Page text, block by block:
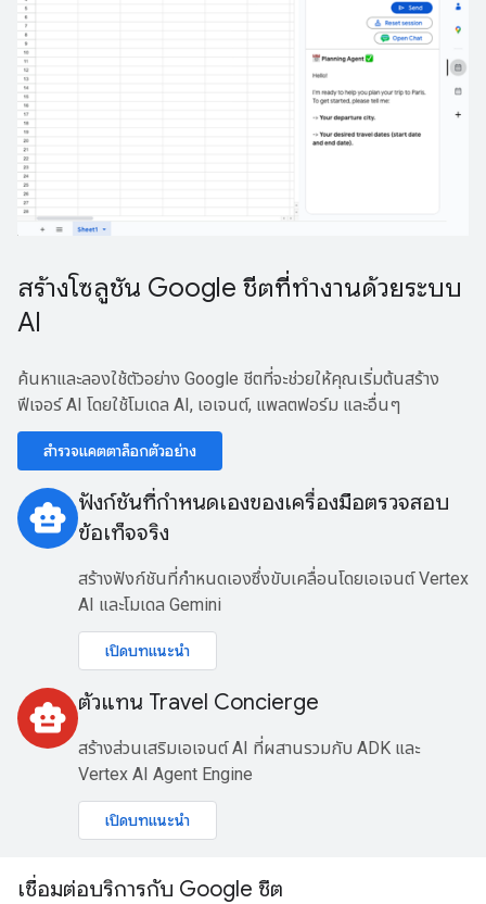
สร้างโซลูชัน Google ชีตที่ทำงานด้วยระบบ
AI
ค้นหาและลองใช้ตัวอย่าง Google ชีตที่จะช่วยให้คุณเริ่มต้นสร้าง
ฟีเจอร์ AI โดยใช้โมเดล AI, เอเจนต์, แพลตฟอร์ม และอื่นๆ
สำรวจแคตตาล็อกตัวอย่าง
smart_toy ฟังก์ชันที่กำหนดเองของเครื่องมือตรวจสอบ
ข้อเท็จจริง
สร้างฟังก์ชันที่กำหนดเองซึ่งขับเคลื่อนโดยเอเจนต์ Vertex
AI และโมเดล Gemini
เปิดบทแนะนำ
smart_toy ตัวแทน Travel Concierge
สร้างส่วนเสริมเอเจนต์ AI ที่ผสานรวมกับ ADK และ
Vertex AI Agent Engine
เปิดบทแนะนำ
เชื่อมต่อบริการกับ Google ชีต